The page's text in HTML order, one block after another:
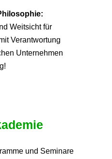
Weitsicht für
Verantwortung
Unternehmen
und Seminare